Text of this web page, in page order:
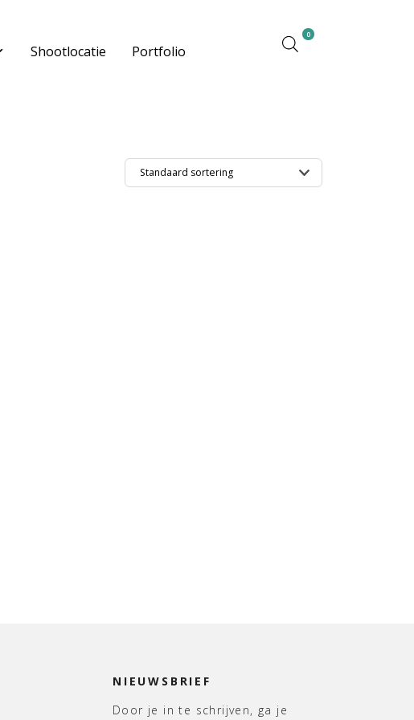
Shootlocatie
Portfolio
0
NIEUWSBRIEF
Door je in te schrijven, ga je